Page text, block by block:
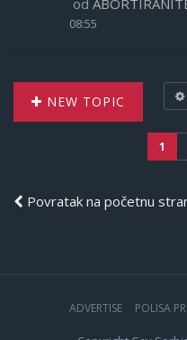
od
08:55
NEW TOPIC
1
Povratak na početnu
ADVERTISE POLISA